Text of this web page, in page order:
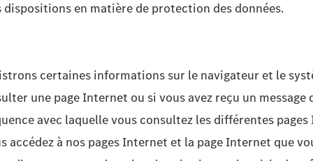
en matière de protection des données.
certaines informations sur le navigateur et le
une page Internet ou si vous avez reçu un
avec laquelle vous consultez les différentes
à nos pages Internet et la page Internet que